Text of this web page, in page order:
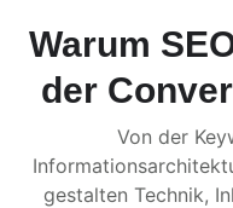
Warum
der
Von der
gestalten Technik,